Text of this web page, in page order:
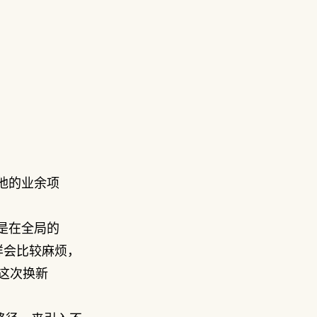
的业余项
在全局的
比较麻烦，
次换新